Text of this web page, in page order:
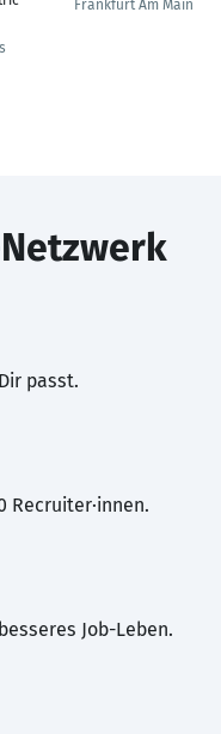
Frankfurt Am Main
Netzwerk
passt.
Recruiter·innen.
Job-Leben.